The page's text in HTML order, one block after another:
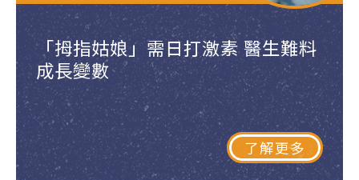
「拇指姑娘」需日打激素 醫生難料
成長變數
了解更多